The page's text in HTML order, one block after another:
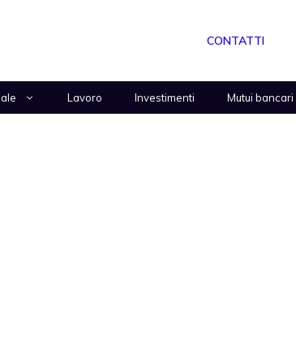
CONTATTI
Lavoro Investimenti Mutui bancari